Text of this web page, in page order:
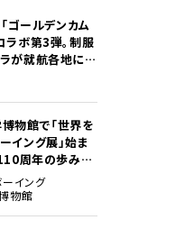
ゴールデンカム
ラボ第3弾。制服
が就航各地に登
物館で「世界を
イング展」始ま
周年の歩みを
でたどる
ーイング
物館